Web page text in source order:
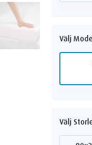
Välj Modell
Välj